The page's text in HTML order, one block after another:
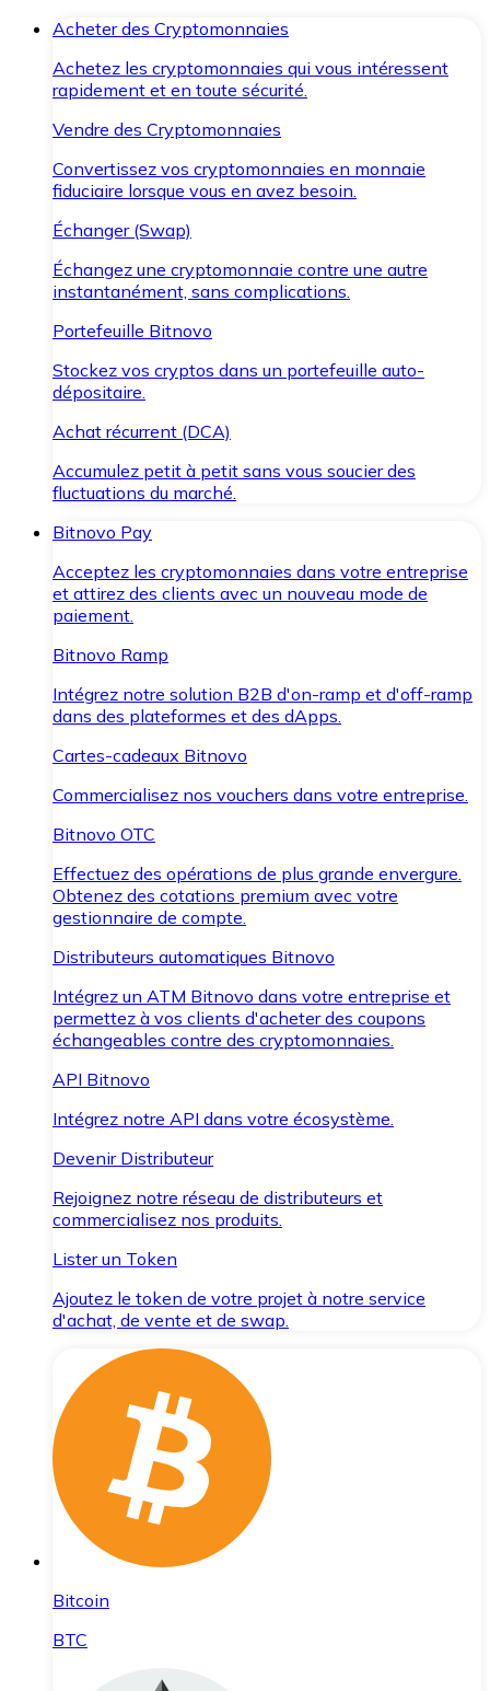
Acheter des Cryptomonnaies
Achetez les cryptomonnaies qui vous intéressent
rapidement et en toute sécurité.
Vendre des Cryptomonnaies
Convertissez vos cryptomonnaies en monnaie
fiduciaire lorsque vous en avez besoin.
Échanger (Swap)
Échangez une cryptomonnaie contre une autre
instantanément, sans complications.
Portefeuille Bitnovo
Stockez vos cryptos dans un portefeuille auto-
dépositaire.
Achat récurrent (DCA)
Accumulez petit à petit sans vous soucier des
fluctuations du marché.
Bitnovo Pay
Acceptez les cryptomonnaies dans votre entreprise
et attirez des clients avec un nouveau mode de
paiement.
Bitnovo Ramp
Intégrez notre solution B2B d'on-ramp et d'off-ramp
dans des plateformes et des dApps.
Cartes-cadeaux Bitnovo
Commercialisez nos vouchers dans votre entreprise.
Bitnovo OTC
Effectuez des opérations de plus grande envergure.
Obtenez des cotations premium avec votre
gestionnaire de compte.
Distributeurs automatiques Bitnovo
Intégrez un ATM Bitnovo dans votre entreprise et
permettez à vos clients d'acheter des coupons
échangeables contre des cryptomonnaies.
API Bitnovo
Intégrez notre API dans votre écosystème.
Devenir Distributeur
Rejoignez notre réseau de distributeurs et
commercialisez nos produits.
Lister un Token
Ajoutez le token de votre projet à notre service
d'achat, de vente et de swap.
Bitcoin
BTC